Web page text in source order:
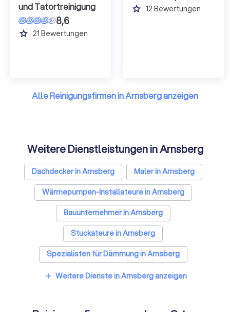
und Tatortreinigung
8,6
grade 21 Bewertungen
grade 12 Bewertungen
Alle Reinigungsfirmen in Arnsberg anzeigen
Weitere Dienstleistungen in Arnsberg
Dachdecker in Arnsberg
Maler in Arnsberg
Wärmepumpen-Installateure in Arnsberg
Bauunternehmer in Arnsberg
Stuckateure in Arnsberg
Spezialisten für Dämmung in Arnsberg
Umzugsunternehmen in Arnsberg
add Weitere Dienste in Arnsberg anzeigen